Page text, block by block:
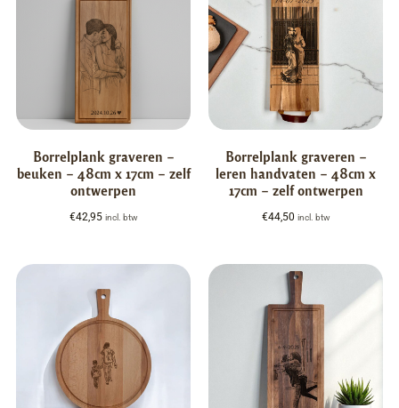
Borrelplank graveren –
beuken – 48cm x 17cm – zelf
ontwerpen
€42,95 incl. btw
Borrelplank graveren –
leren handvaten – 48cm x
17cm – zelf ontwerpen
€44,50 incl. btw